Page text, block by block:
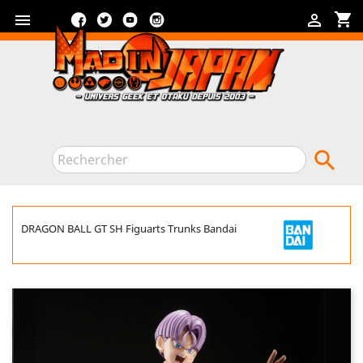
 shopping_cart

FacebookTwitterYouTube

DRAGON BALL GT SH Figuarts Trunks Bandai